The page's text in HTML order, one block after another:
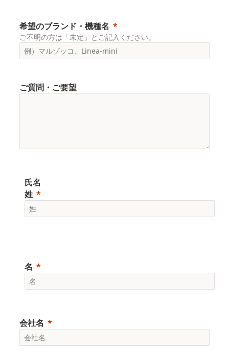
希望のブランド・機種名
ご不明の方は「未定」とご記入ください。
ご質問・ご要望
氏名
姓
名
会社名